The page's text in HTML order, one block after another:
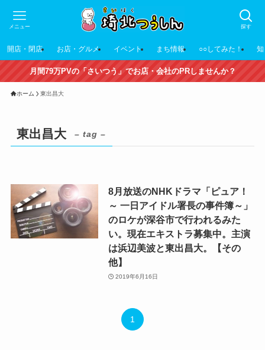
探す
メニュー
開店・閉店 お店・グルメ イベント まち情報 ○○してみた！
月間79万PVの「さいつう」でお店・会社のPRしませんか？
ホーム 東出昌大
東出昌大 – tag –
8月放送のNHKドラマ「ピュア！
～ 一日アイドル署長の事件簿～」
のロケが深谷市で行われるみた
い。現在エキストラ募集中。主演
は浜辺美波と東出昌大。【その
他】
2019年6月16日
1